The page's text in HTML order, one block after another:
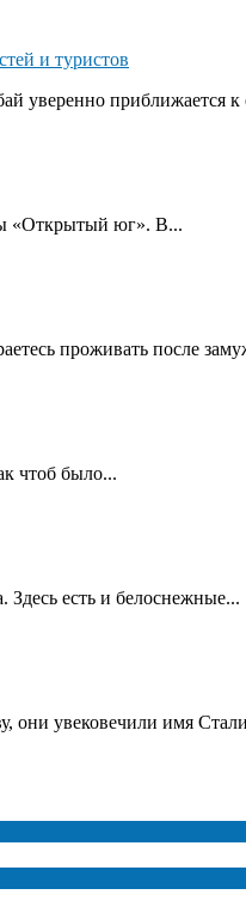
и туристов
уверенно приближается к
«Открытый юг». В...
проживать после
чтоб было...
Здесь есть и белоснежные...
они увековечили имя